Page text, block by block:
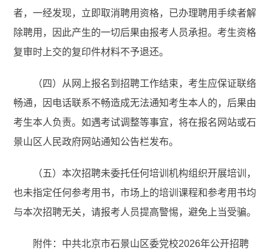
者，一经发现，立即取消聘用资格，已办理聘用手续者解
除聘用，因此产生的一切后果由报考人员承担。考生资格
复审时上交的复印件材料不予退还。
（四）从网上报名到招聘工作结束，考生应保证联络
畅通，因电话联系不畅造成无法通知考生本人的，后果由
考生本人负责。如遇考试调整等事宜，将在报名网站或石
景山区人民政府网站通知公告栏发布。
（五）本次招聘未委托任何培训机构组织开展培训，
也未指定任何参考用书，市场上的培训课程和参考用书均
与本次招聘无关，请报考人员提高警惕，避免上当受骗。
附件：中共北京市石景山区委党校2026年公开招聘